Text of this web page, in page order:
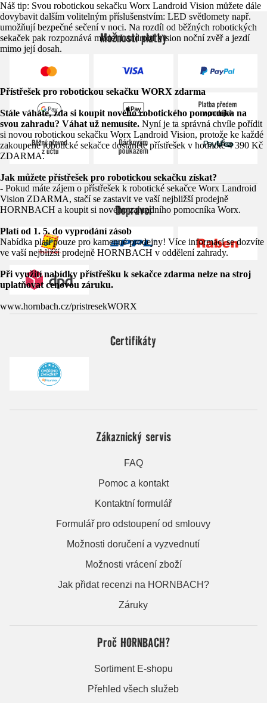
Náš tip: Svou robotickou sekačku Worx Landroid Vision můžete dále
dovybavit dalším volitelným příslušenstvím: LED světlomety např.
umožňují bezpečné sečení v noci. Na rozdíl od běžných robotických
sekaček pak rozpoznává model Landroid Vision noční zvěř a jezdí
mimo její dosah.
Přístřešek pro robotickou sekačku WORX zdarma
Stále váháte, zda si koupit nového robotického pomocníka na
svou zahradu? Váhat už nemusíte. Nyní je ta správná chvíle pořídit
si novou robotickou sekačku Worx Landroid Vision, protože ke každé
zakoupené robotické sekačce dostanete přístřešek v hodnotě 4 390 Kč
ZDARMA.
Jak můžete přístřešek pro robotickou sekačku získat?
- Pokud máte zájem o přístřešek k robotické sekačce Worx Landroid
Vision ZDARMA, stačí se zastavit ve vaší nejbližší prodejně
HORNBACH a koupit si nového zahradního pomocníka Worx.
Platí od 1. 5. do vyprodání zásob
Nabídka platí pouze pro kamenné prodejny! Více informací se dozvíte
ve vaší nejbližší prodejně HORNBACH v oddělení zahrady.
Při využití nabídky přístřešku k sekačce zdarma nelze na stroj
uplatňovat cenovou záruku.
www.hornbach.cz/pristresekWORX
Možnosti platby
Dopravci
Certifikáty
Zákaznický servis
FAQ
Pomoc a kontakt
Kontaktní formulář
Formulář pro odstoupení od smlouvy
Možnosti doručení a vyzvednutí
Možnosti vrácení zboží
Jak přidat recenzi na HORNBACH?
Záruky
Proč HORNBACH?
Sortiment E-shopu
Přehled všech služeb